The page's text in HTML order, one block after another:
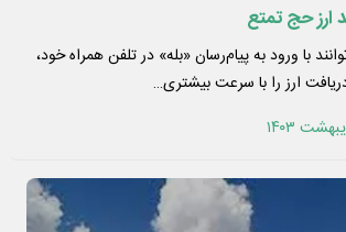
ارز حج تمتع
با ورود به پیام‌رسان «بله» در تلفن همراه خود،
ارز را با سرعت بیشتری…